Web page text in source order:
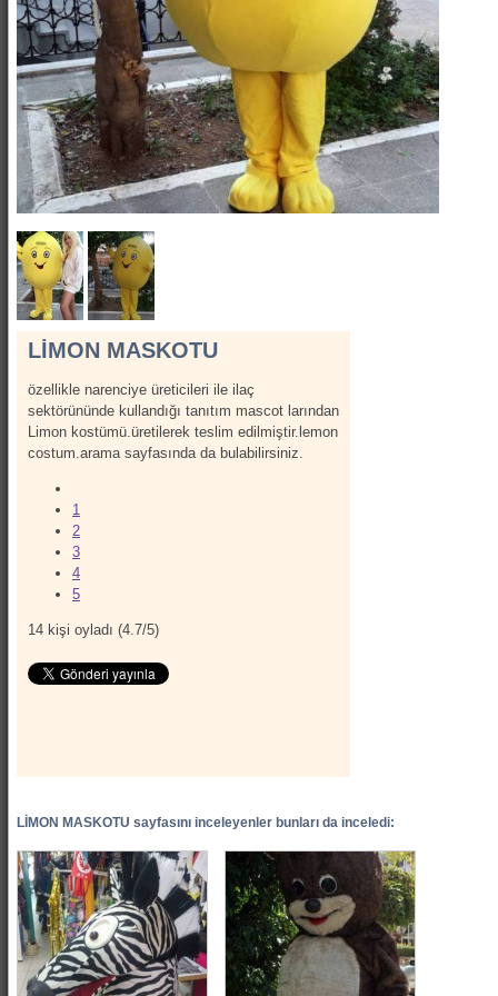
Show Kostümleri
Canlı Heykel Kostümleri
Kanatlar
Hizmetlerimiz
İletişim
Hakkımızda
LİMON MASKOTU
özellikle narenciye üreticileri ile ilaç
sektörününde kullandığı tanıtım mascot larından
Limon kostümü.üretilerek teslim edilmiştir.lemon
costum.arama sayfasında da bulabilirsiniz.
1
2
3
4
5
14 kişi oyladı (4.7/5)
LİMON MASKOTU sayfasını inceleyenler bunları da inceledi: